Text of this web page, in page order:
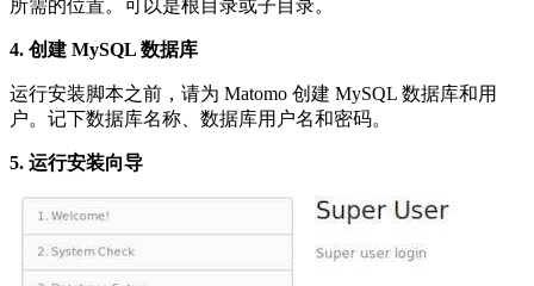
所需的位置。可以是根目录或子目录。
4. 创建 MySQL 数据库
运行安装脚本之前，请为 Matomo 创建 MySQL 数据库和用
户。记下数据库名称、数据库用户名和密码。
5. 运行安装向导